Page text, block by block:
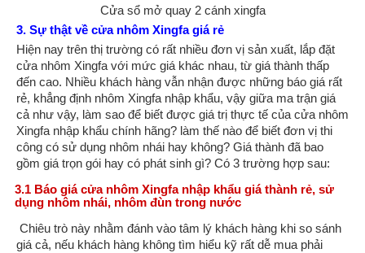
Cửa sổ mở quay 2 cánh xingfa
3. Sự thật về cửa nhôm Xingfa giá rẻ
Hiện nay trên thị trường có rất nhiều đơn vị sản xuất, lắp đặt
cửa nhôm Xingfa với mức giá khác nhau, từ giá thành thấp
đến cao. Nhiều khách hàng vẫn nhận được những báo giá rất
rẻ, khẳng định nhôm Xingfa nhập khẩu, vậy giữa ma trận giá
cả như vậy, làm sao để biết được giá trị thực tế của cửa nhôm
Xingfa nhập khẩu chính hãng? làm thế nào để biết đơn vị thi
công có sử dụng nhôm nhái hay không? Giá thành đã bao
gồm giá trọn gói hay có phát sinh gì? Có 3 trường hợp sau:
3.1 Báo giá cửa nhôm Xingfa nhập khẩu giá thành rẻ, sử
dụng nhôm nhái, nhôm đùn trong nước
Chiêu trò này nhằm đánh vào tâm lý khách hàng khi so sánh
giá cả, nếu khách hàng không tìm hiểu kỹ rất dễ mua phải